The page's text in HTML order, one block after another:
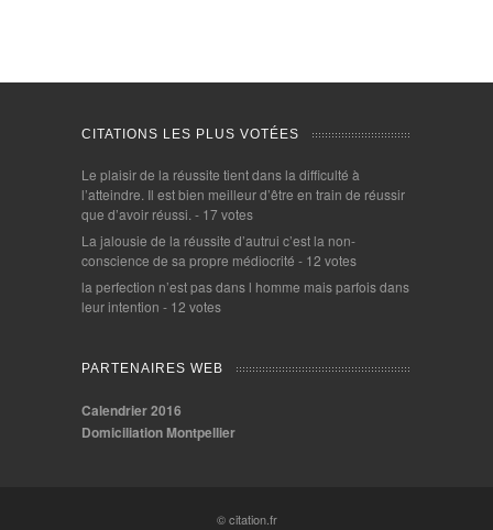
CITATIONS LES PLUS VOTÉES
Le plaisir de la réussite tient dans la difficulté à
l’atteindre. Il est bien meilleur d’être en train de réussir
que d’avoir réussi. - 17 votes
La jalousie de la réussite d’autrui c’est la non-
conscience de sa propre médiocrité - 12 votes
la perfection n’est pas dans l homme mais parfois dans
leur intention - 12 votes
PARTENAIRES WEB
Calendrier 2016
Domiciliation Montpellier
© citation.fr